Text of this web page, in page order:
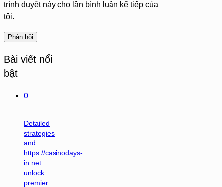
trình duyệt này cho lần bình luận kế tiếp của
tôi.
Bài viết nổi
bật
0
Detailed
strategies
and
https://casinodays-
in.net
unlock
premier